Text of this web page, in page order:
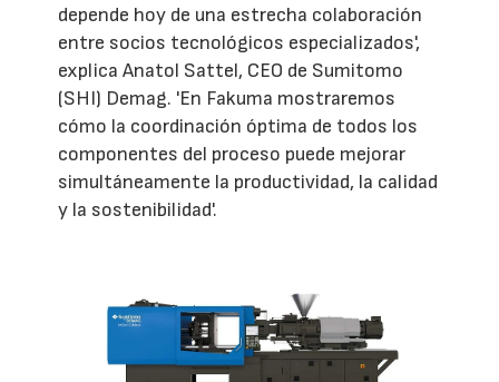
depende hoy de una estrecha colaboración
entre socios tecnológicos especializados',
explica Anatol Sattel, CEO de Sumitomo
(SHI) Demag. 'En Fakuma mostraremos
cómo la coordinación óptima de todos los
componentes del proceso puede mejorar
simultáneamente la productividad, la calidad
y la sostenibilidad'.